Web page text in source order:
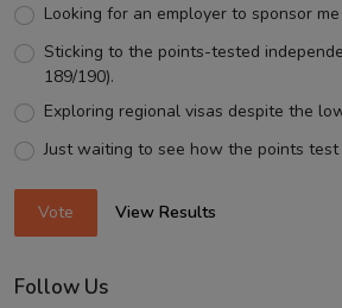
Looking for an employer to sponsor
Sticking to the points-tested
189/190).
Exploring regional visas despite the
Just waiting to see how the points
Vote View Results
Follow Us